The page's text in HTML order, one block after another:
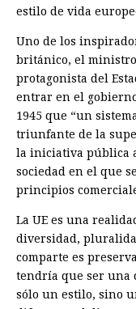
estilo de vida
Uno de los
británico, el ministro
protagonista del
entrar en el
1945 que “un
triunfante de la
la iniciativa pública
sociedad en el que
principios
La UE es una
diversidad,
comparte es
tendría que ser una
sólo un estilo, sino